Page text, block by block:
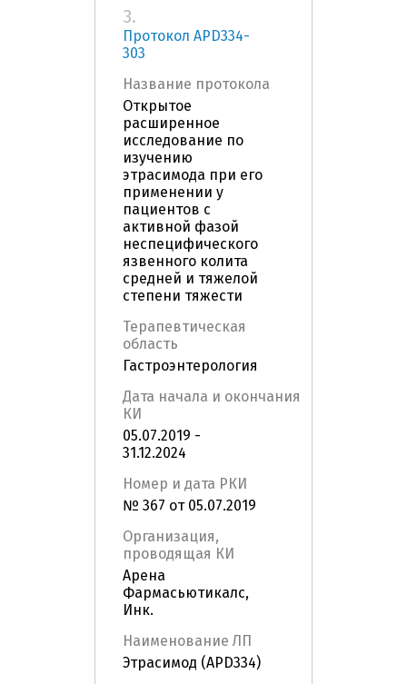
3.
Протокол APD334-
303
Название протокола
Открытое
расширенное
исследование по
изучению
этрасимода при его
применении у
пациентов с
активной фазой
неспецифического
язвенного колита
средней и тяжелой
степени тяжести
Терапевтическая
область
Гастроэнтерология
Дата начала и окончания
КИ
05.07.2019 -
31.12.2024
Номер и дата РКИ
№ 367 от 05.07.2019
Организация,
проводящая КИ
Арена
Фармасьютикалс,
Инк.
Наименование ЛП
Этрасимод (APD334)